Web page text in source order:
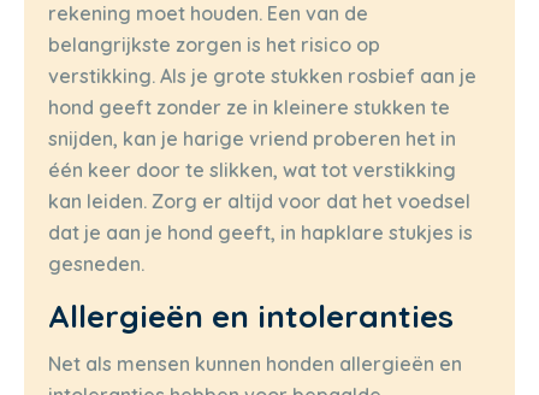
rekening moet houden. Een van de
belangrijkste zorgen is het risico op
verstikking. Als je grote stukken rosbief aan je
hond geeft zonder ze in kleinere stukken te
snijden, kan je harige vriend proberen het in
één keer door te slikken, wat tot verstikking
kan leiden. Zorg er altijd voor dat het voedsel
dat je aan je hond geeft, in hapklare stukjes is
gesneden.
Allergieën en intoleranties
Net als mensen kunnen honden allergieën en